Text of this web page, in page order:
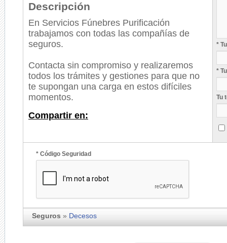
Descripción
En Servicios Fúnebres Purificación
trabajamos con todas las compañías de
seguros.
Contacta sin compromiso y realizaremos
todos los trámites y gestiones para que no
te supongan una carga en estos difíciles
momentos.
Compartir en:
*
*
Tu
* Código Seguridad
Seguros » Decesos